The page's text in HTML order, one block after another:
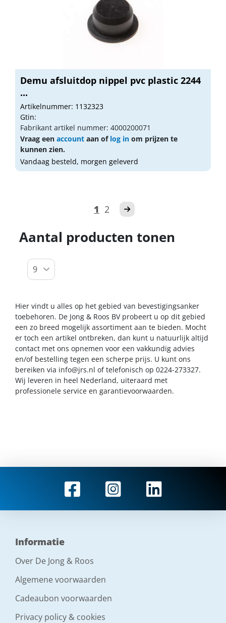
Demu afsluitdop nippel pvc plastic 2244
...
Artikelnummer: 1132323
Gtin:
Fabrikant artikel nummer: 4000200071
Vraag een account aan of log in om prijzen te
kunnen zien.
Vandaag besteld, morgen geleverd
1 2
Aantal producten tonen
Hier vindt u alles op het gebied van bevestigingsanker
toebehoren. De Jong & Roos BV probeert u op dit gebied
een zo breed mogelijk assortiment aan te bieden. Mocht
er toch een artikel ontbreken, dan kunt u natuurlijk altijd
contact met ons opnemen voor een vakkundig advies
en/of bestelling tegen een scherpe prijs. U kunt ons
bereiken via info@jrs.nl of telefonisch op 0224-273327.
Wij leveren in heel Nederland, uiteraard met
professionele service en garantievoorwaarden.
Informatie
Over De Jong & Roos
Algemene voorwaarden
Cadeaubon voorwaarden
Privacy policy & cookies